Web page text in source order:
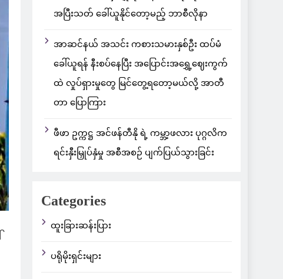
အပြီးသတ် ခေါ်ယူနိုင်တော့မည့် ဘာစီလိုနာ
အာဆင်နယ် အသင်း ကစားသမားနှစ်ဦး ထပ်မံ
ခေါ်ယူရန် နီးစပ်နေပြီး အပြောင်းအရွှေ့ဈေးကွက်
ထဲ လှုပ်ရှားမှုတွေ မြင်တွေ့ရတော့မယ်လို့ အာတီ
တာ ပြောကြား
ဖီဖာ ဥက္ကဋ္ဌ အင်ဖန်တီနို ရဲ့ ကမ္ဘာ့ဖလား ပုဂ္ဂလိက
ရင်းနှီးမြှုပ်နှံမှု အစီအစဉ် ပျက်ပြယ်သွားခြင်း
Categories
ထူးခြားဆန်းပြား
ပရိုမိုးရှင်းများ